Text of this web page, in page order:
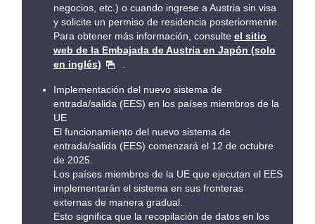
negocios, etc.) o cuando ingrese a Austria sin visa
y solicite un permiso de residencia posteriormente.
Para obtener más información, consulte el sitio
web de la Embajada de Austria en Japón (solo
en inglés)
Implementación del nuevo sistema de
entrada/salida (EES) en los países miembros de la
UE
El funcionamiento del nuevo sistema de
entrada/salida (EES) comenzará el 12 de octubre
de 2025.
Los países miembros de la UE que ejecutan el EES
implementarán el sistema en sus fronteras
externas de manera gradual.
Esto significa que la recopilación de datos en los